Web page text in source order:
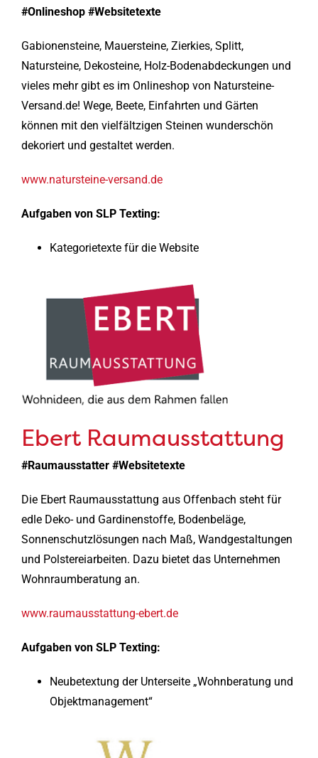
#Onlineshop #Websitetexte
Gabionensteine, Mauersteine, Zierkies, Splitt,
Natursteine, Dekosteine, Holz-Bodenabdeckungen und
vieles mehr gibt es im Onlineshop von Natursteine-
Versand.de! Wege, Beete, Einfahrten und Gärten
können mit den vielfältzigen Steinen wunderschön
dekoriert und gestaltet werden.
www.natursteine-versand.de
Aufgaben von SLP Texting:
Kategorietexte für die Website
Ebert Raumausstattung
#Raumausstatter #Websitetexte
Die Ebert Raumausstattung aus Offenbach steht für
edle Deko- und Gardinenstoffe, Bodenbeläge,
Sonnenschutzlösungen nach Maß, Wandgestaltungen
und Polstereiarbeiten. Dazu bietet das Unternehmen
Wohnraumberatung an.
www.raumausstattung-ebert.de
Aufgaben von SLP Texting:
Neubetextung der Unterseite „Wohnberatung und
Objektmanagement“